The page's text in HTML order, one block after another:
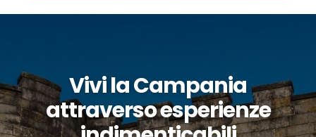
Vivi la Campania
attraverso esperienze